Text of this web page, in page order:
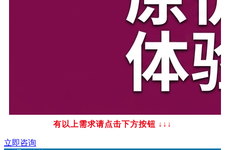
有以上需求请点击下方按钮 ↓↓↓
立即咨询